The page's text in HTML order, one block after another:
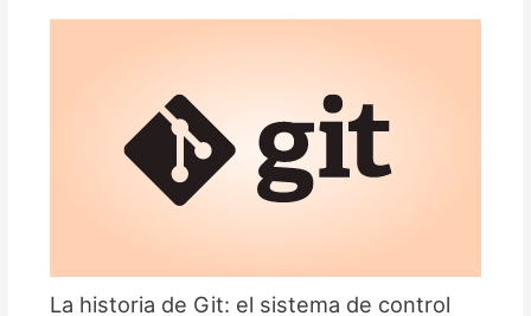
La historia de Git: el sistema de control